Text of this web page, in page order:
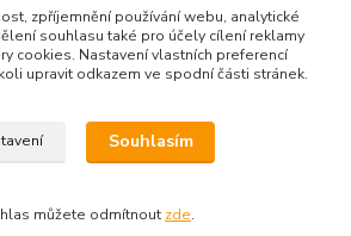
ZO ČSOP Bílé Karpaty
zpříjemnění používání webu, analytické
souhlasu také pro účely cílení reklamy
cookies. Nastavení vlastních preferencí
upravit odkazem ve spodní části stránek.
Souhlasím
můžete odmítnout zde.